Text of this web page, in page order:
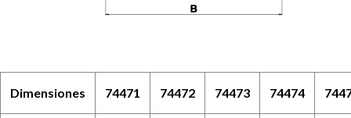
Dimensiones 74471 74472 74473 74474